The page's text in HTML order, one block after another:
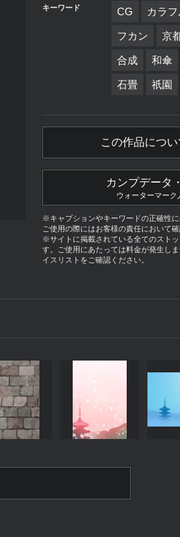
キーワード CG カラ
フカン 京
合成 和傘
石畳 祇園
この作品につ
カンプデータ
ウォーターマーク
※キャプションやキーワードの正確性
ご使用の際にはお客様の責任において
※サイトに掲載されている全てのスト
す。ご使用にあたっては料金が発生し
イスリストをご確認ください。